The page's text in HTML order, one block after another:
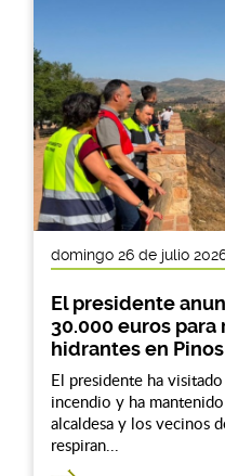
domingo 26 de julio
El presidente
30.000 euros
hidrantes en
El presidente ha
incendio y ha
alcaldesa y los vecinos
respiran...